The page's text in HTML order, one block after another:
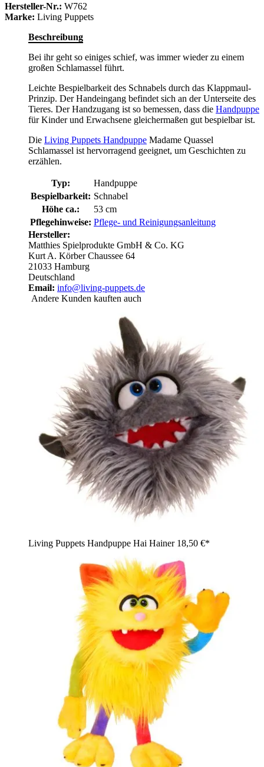
Hersteller-Nr.: W762
Marke: Living Puppets
Beschreibung
Bei ihr geht so einiges schief, was immer wieder zu einem
großen Schlamassel führt.
Leichte Bespielbarkeit des Schnabels durch das Klappmaul-
Prinzip. Der Handeingang befindet sich an der Unterseite des
Tieres. Der Handzugang ist so bemessen, dass die Handpuppe
für Kinder und Erwachsene gleichermaßen gut bespielbar ist.
Die Living Puppets Handpuppe Madame Quassel
Schlamassel ist hervorragend geeignet, um Geschichten zu
erzählen.
Typ:
Handpuppe
Bespielbarkeit: Schnabel
Höhe ca.:
53 cm
Pflegehinweise: Pflege- und Reinigungsanleitung
Hersteller:
Matthies Spielprodukte GmbH & Co. KG
Kurt A. Körber Chaussee 64
21033 Hamburg
Deutschland
Email: info@living-puppets.de
Andere Kunden kauften auch
Living Puppets Handpuppe Hai Hainer 18,50 €*